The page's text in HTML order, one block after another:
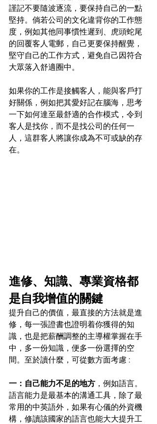
謹記不要隨波逐流，要保持自己的一點
堅持。倘若公司的文化違背你的工作態
度，例如其他同事慣性遲到、虎頭蛇尾
的回覆客人電郵，自己更要保持醒覺，
堅守自己的工作方式，避免自己因符合
大眾落入舒適圈中。
如果你的工作是接觸客人，能與客戶打
好關係，例如把其愛好記在腦海，思考
一下如何達至最舒適的合作模式，令到
客人是找你，而不是找公司的任何一
人，這群客人將讓你成為不可或缺的存
在。
進修、知識、專業資格都
是自我增值的關鍵
提升自己的價值，最直接的方法就是進
修，每一張證書也證明着你獲得的知
識，也是把薪酬調整的主導權掌握在手
中，多一份知識，便多一份選擇的空
間。至於讀什麼，可從數方面考慮 :
一：自己能力不足的地方 ，例如語言。
語言能力是最基本的溝通工具，除了最
常用的中英語外，如果有心儀的外資機
構，修讀該國家的語言也能大大提升工